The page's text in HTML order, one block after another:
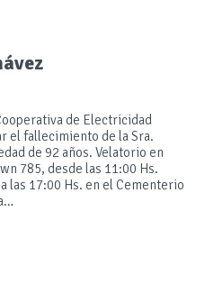
de Electricidad
el fallecimiento de la Sra.
de 92 años. Velatorio en
785, desde las 11:00 Hs.
las 17:00 Hs. en el Cementerio